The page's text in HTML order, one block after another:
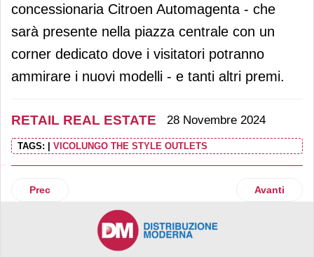
concessionaria Citroen Automagenta - che
sarà presente nella piazza centrale con un
corner dedicato dove i visitatori potranno
ammirare i nuovi modelli - e tanti altri premi.
RETAIL REAL ESTATE 28 Novembre 2024
TAGS: | VICOLUNGO THE STYLE OUTLETS
Articolo precedente: Svicom gestirà WaltherPark Bolzano
Prec Articolo
Avanti